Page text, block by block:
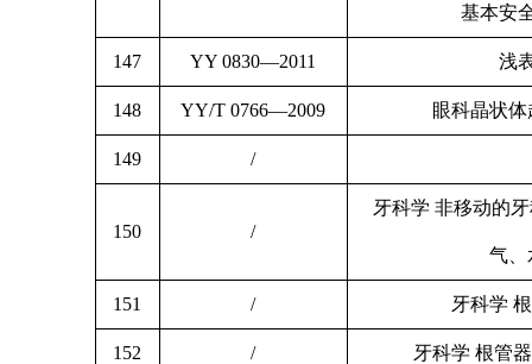
基本安
147 YY 0830—2011 浅
148 YY/T 0766—2009 眼科晶状
149 /
150 /
牙科学 非移动的
气、
151 / 牙科学
152 / 牙科学 根管